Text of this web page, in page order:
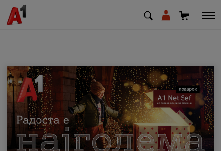
МК EN SQ
Приватни Деловни